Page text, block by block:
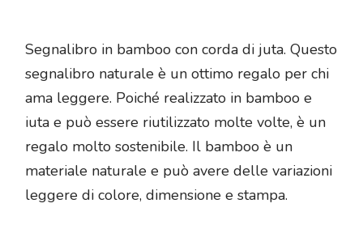
Segnalibro in bamboo con corda di juta. Questo
segnalibro naturale è un ottimo regalo per chi
ama leggere. Poiché realizzato in bamboo e
iuta e può essere riutilizzato molte volte, è un
regalo molto sostenibile. Il bamboo è un
materiale naturale e può avere delle variazioni
leggere di colore, dimensione e stampa.